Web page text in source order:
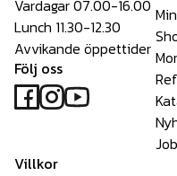
Vardagar 07.00-16.00
Lunch 11.30-12.30
Avvikande öppettider
Följ oss
Villkor